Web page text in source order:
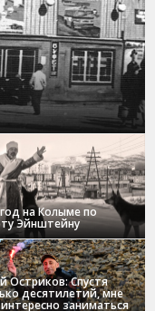
на Колыме по
Эйнштейну
Остриков: Спустя
десятилетий, мне
заниматься